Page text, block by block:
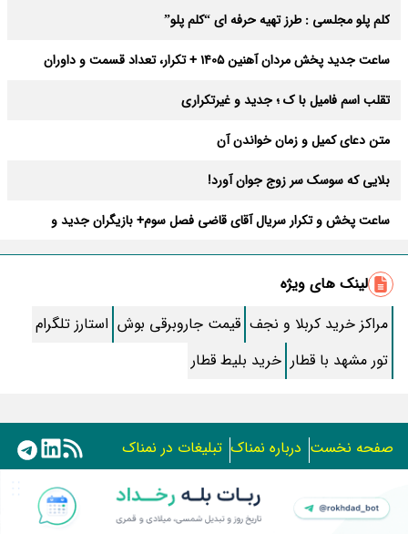
کلم پلو مجلسی : طرز تهیه حرفه ای “کلم پلو”
ساعت جدید پخش مردان آهنین 1405 + تکرار، تعداد قسمت و داوران
تقلب اسم فامیل با ک ؛ جدید و غیرتکراری
متن دعای کمیل و زمان خواندن آن
بلایی که سوسک سر زوج جوان آورد!
ساعت پخش و تکرار سریال آقای قاضی فصل سوم+ بازیگران جدید و
طرز تهیه سالاد ماکارونی خانگی خوشمزه و لذیذ + آموزش تصویری
طرز تهیه پاستا با سس آلفردو و مرغ فوری + آموزش تصویری پنه
جواب کامل اسم فامیل با “س”
ماه قرمز نشانه آخر دنیا در آسمان ظاهر شد !
جملات زیبا برای بهترین پدر دنیا
معجزات سوره توحید در برآورده شدن سریع حاجت
سریال نگین ارباب از چه شبکه ای پخش میشود؟ + تکرار و بازیگران
لینک های ویژه
مراکز خرید کربلا و نجف قیمت جاروبرقی بوش استارز تلگرام
تور مشهد با قطار خرید بلیط قطار
صفحه نخست درباره نمناک تبلیغات در نمناک
استفاده از مطالب اختصاصی سایت نمناک در سایر رسانه ها فقط
با کسب مجوز امکان پذیر است.